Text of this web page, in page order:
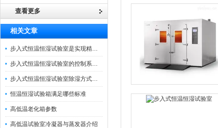
查看更多
相关文章
步入式恒温恒湿试验室是实现精准环境模拟的关键设施
步入式恒温恒湿试验室的控制系统特点
步入式恒温恒湿试验室除湿方式有几种？
恒温恒湿试验箱满足哪些标准
高低温老化箱参数
高低温试验室冷凝器与蒸发器介绍